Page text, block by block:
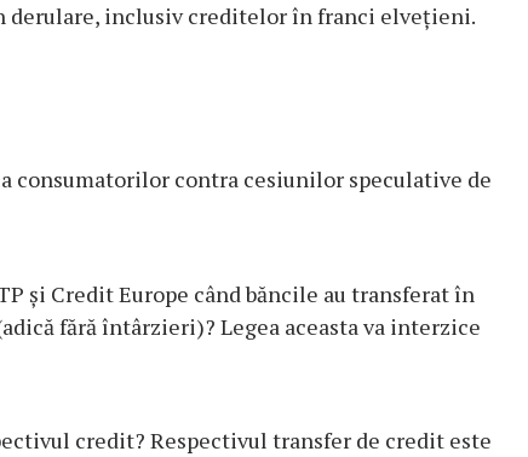
derulare, inclusiv creditelor în franci elvețieni.
consumatorilor contra cesiunilor speculative de
și Credit Europe când băncile au transferat în
fără întârzieri)? Legea aceasta va interzice
credit? Respectivul transfer de credit este